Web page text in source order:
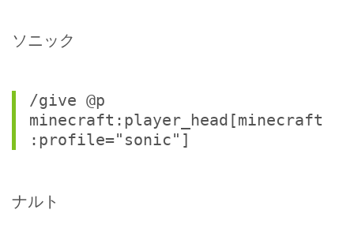
ソニック
/give @p
minecraft:player_head[minecraft
:profile="sonic"]
ナルト